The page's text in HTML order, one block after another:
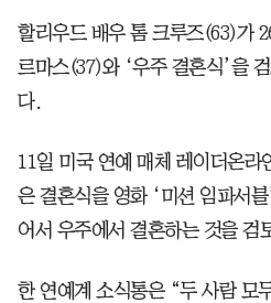
할리우드 배우 톰 크루즈(63)가
르마스(37)와 ‘우주 결혼식’을
다.
11일 미국 연예 매체 레이더온라
은 결혼식을 영화 ‘미션 임파서
어서 우주에서 결혼하는 것을 검
한 연예계 소식통은 “두 사람 모